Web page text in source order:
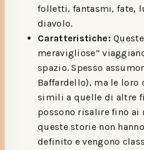
folletti, fantasmi, fate,
diavolo.
Caratteristiche:
meravigliose”
spazio. Spesso
Baffardello), ma le loro
simili a quelle di altre
possono risalire fino
queste storie non
definito e vengono